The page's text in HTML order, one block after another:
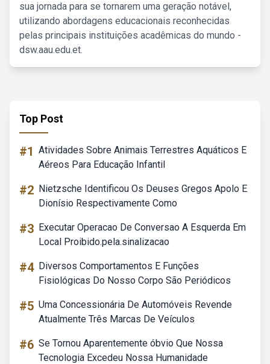
sua jornada para se tornarem uma geração notável,
utilizando abordagens educacionais reconhecidas
pelas principais instituições acadêmicas do mundo -
dsw.aau.edu.et.
Top Post
#1 Atividades Sobre Animais Terrestres Aquáticos E
Aéreos Para Educação Infantil
#2 Nietzsche Identificou Os Deuses Gregos Apolo E
Dionísio Respectivamente Como
#3 Executar Operacao De Conversao A Esquerda Em
Local Proibido.pela.sinalizacao
#4 Diversos Comportamentos E Funções
Fisiológicas Do Nosso Corpo São Periódicos
#5 Uma Concessionária De Automóveis Revende
Atualmente Três Marcas De Veículos
#6 Se Tornou Aparentemente óbvio Que Nossa
Tecnologia Excedeu Nossa Humanidade